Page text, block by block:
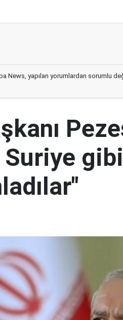
News, yapılan yorumlardan sorumlu